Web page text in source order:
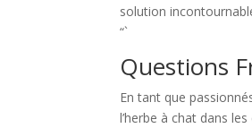
solution
“`
Questions
En tant que
l’herbe à chat dans